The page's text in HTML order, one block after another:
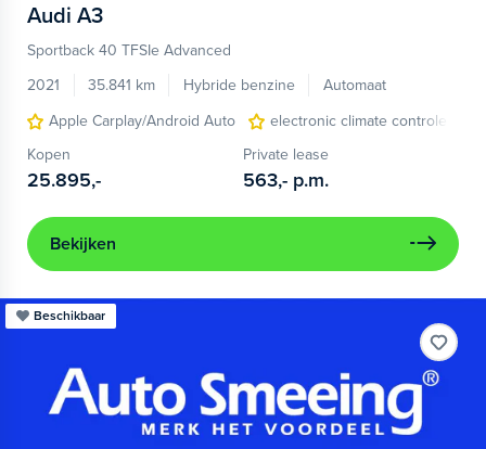
Audi A3
Sportback 40 TFSIe Advanced
2021
35.841 km Hybride benzine
Automaat
Apple Carplay/Android Auto
electronic climate controle
Kopen
25.895,-
Private lease
563,- p.m.
Bekijken
Beschikbaar